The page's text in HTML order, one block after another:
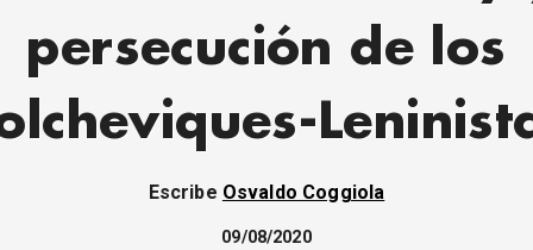
persecución de los
Escribe Osvaldo Coggiola
09/08/2020